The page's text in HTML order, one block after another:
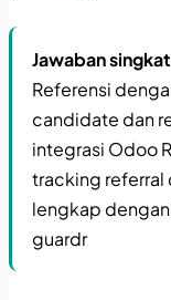
Jawaban
Referensi
candidate dan
integrasi Odoo
tracking referral
lengkap dengan
guardr